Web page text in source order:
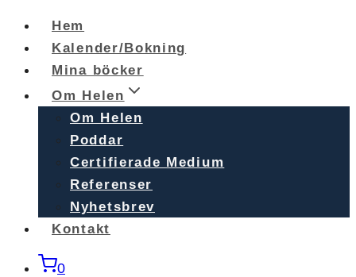
Skip
content
Hem
Kalender/Bokning
Mina böcker
Om Helen
Om Helen
Poddar
Certifierade Medium
Referenser
Nyhetsbrev
Kontakt
0